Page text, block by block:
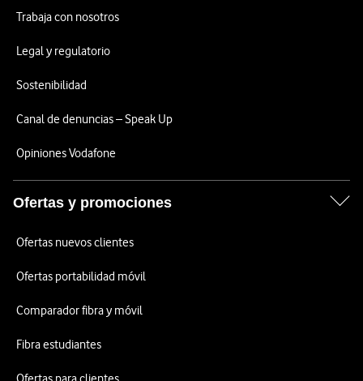
Trabaja con nosotros
Legal y regulatorio
Sostenibilidad
Canal de denuncias – Speak Up
Opiniones Vodafone
Ofertas y promociones
Ofertas nuevos clientes
Ofertas portabilidad móvil
Comparador fibra y móvil
Fibra estudiantes